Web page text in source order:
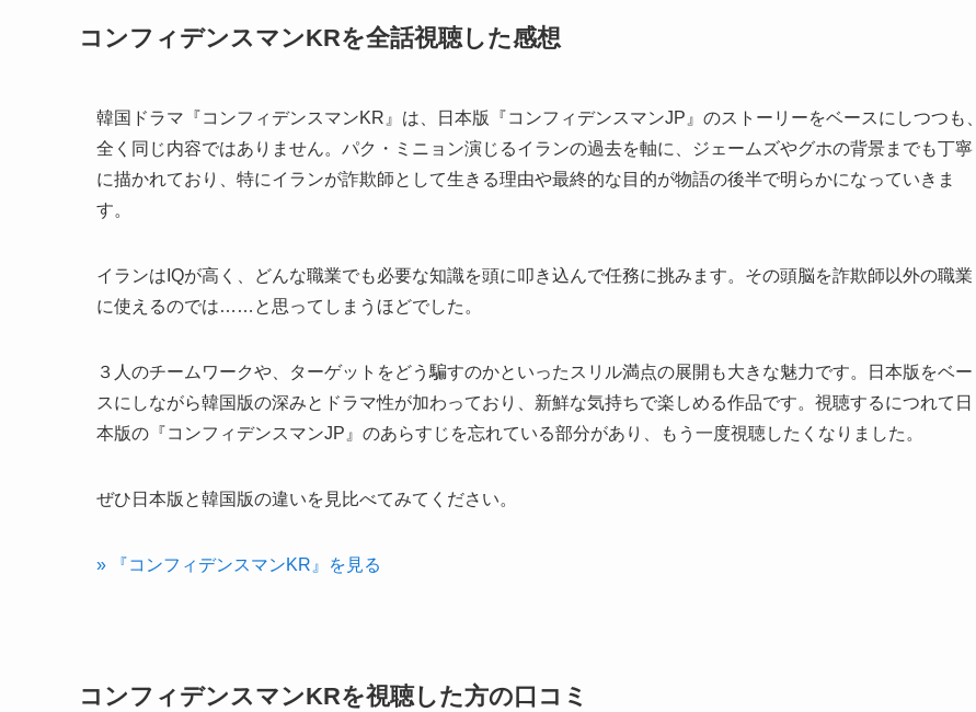
コンフィデンスマンKRを全話視聴した感想
韓国ドラマ『コンフィデンスマンKR』は、日本版『コンフィデンスマンJP』のストーリーをベースにしつつも、
全く同じ内容ではありません。パク・ミニョン演じるイランの過去を軸に、ジェームズやグホの背景までも丁寧
に描かれており、特にイランが詐欺師として生きる理由や最終的な目的が物語の後半で明らかになっていきま
す。
イランはIQが高く、どんな職業でも必要な知識を頭に叩き込んで任務に挑みます。その頭脳を詐欺師以外の職業
に使えるのでは……と思ってしまうほどでした。
３人のチームワークや、ターゲットをどう騙すのかといったスリル満点の展開も大きな魅力です。日本版をベー
スにしながら韓国版の深みとドラマ性が加わっており、新鮮な気持ちで楽しめる作品です。視聴するにつれて日
本版の『コンフィデンスマンJP』のあらすじを忘れている部分があり、もう一度視聴したくなりました。
ぜひ日本版と韓国版の違いを見比べてみてください。
» 『コンフィデンスマンKR』を見る
コンフィデンスマンKRを視聴した方の口コミ